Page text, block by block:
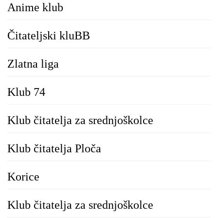
Anime klub
Čitateljski kluBB
Zlatna liga
Klub 74
Klub čitatelja za srednjoškolce
Klub čitatelja Ploča
Korice
Klub čitatelja za srednjoškolce